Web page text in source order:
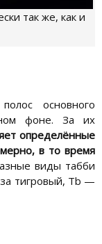
так же, как и
основного
фоне. За их
определённые
в то время
виды табби
тигровый, Tb —